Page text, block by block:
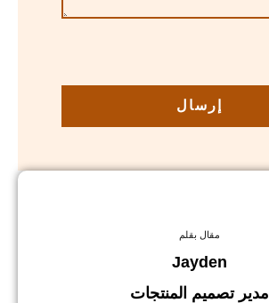
إرسال
مقال بقلم
Jayden
مدير تصميم المنتجات